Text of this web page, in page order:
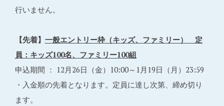
行いません。
【先着】 一般エントリー枠（キッズ、ファミリー） 定
員：キッズ100名、ファミリー100組
申込期間 ： 12月26日（金）10:00～1月19日（月）23:59
・入金順の先着となります。定員に達し次第、締め切り
ます。